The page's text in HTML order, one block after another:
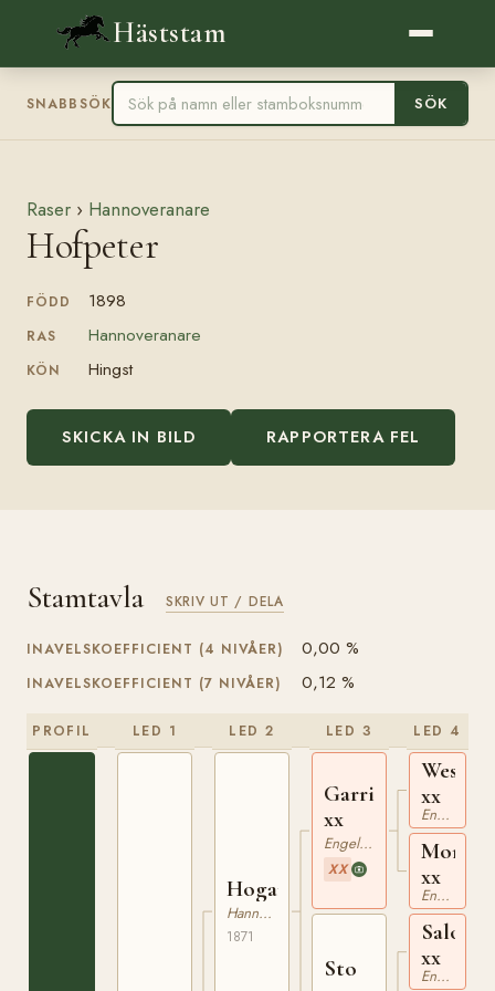
Häststam
SNABBSÖK SÖK
Raser › Hannoveranare
Hofpeter
FÖDD 1898
RAS Hannoveranare
KÖN Hingst
SKICKA IN BILD RAPPORTERA FEL
Stamtavla SKRIV UT / DELA
INAVELSKOEFFICIENT (4 NIVÅER) 0,00 %
INAVELSKOEFFICIENT (7 NIVÅER) 0,12 %
PROFIL LED 1 LED 2
Hogarth
Hannoveranare
1871
LED 3
Garrick
xx
Engelskt Fullblod
XX
Sto
LED 4
Westow
xx
Engelskt Fullblod
Morella
xx
Engelskt Fullblod
Salow
xx
Engelskt Fullblod